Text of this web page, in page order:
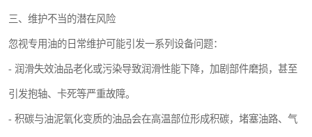
三、维护不当的潜在风险
忽视专用油的日常维护可能引发一系列设备问题：
- 润滑失效油品老化或污染导致润滑性能下降，加剧部件磨损，甚至
引发抱轴、卡死等严重故障。
- 积碳与油泥氧化变质的油品会在高温部位形成积碳，堵塞油路、气